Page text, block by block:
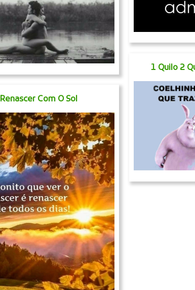
Renascer Com O Sol
1 Quilo 2